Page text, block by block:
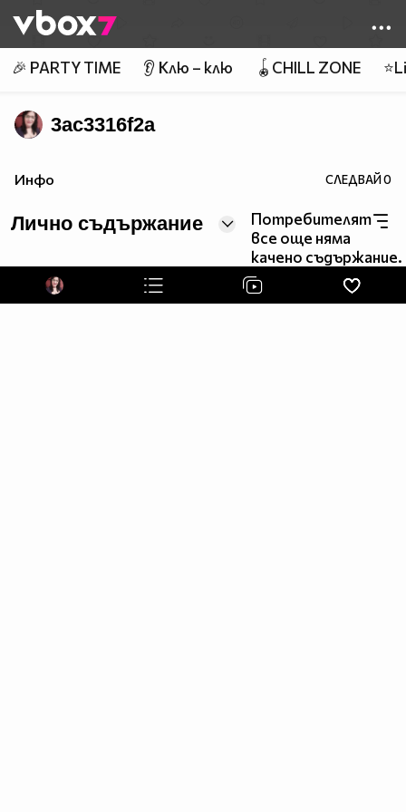
👾
🎉 PARTY TIME 👂 Клю – клю 🪀CHILL ZONE
3ac3316f2a
Инфо СЛЕДВАЙ0
Лично съдържание
Потребителят
все още няма
качено съдържание.